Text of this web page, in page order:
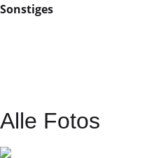
Sonstiges
Alle Fotos